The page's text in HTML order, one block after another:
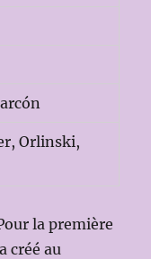
Orlinski,
la première
créé au